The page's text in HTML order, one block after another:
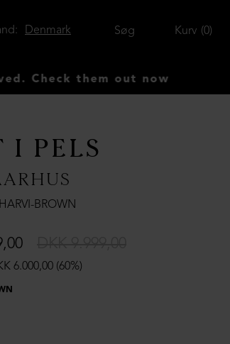
Kurv 0
Søg
Denmark
them out now
I PELS
BROWN
6.000,00 (60%)